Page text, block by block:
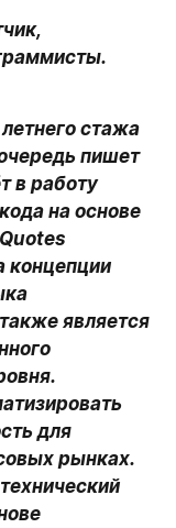
стажа
пишет
в работу
на основе
концепции
является
для
рынках.